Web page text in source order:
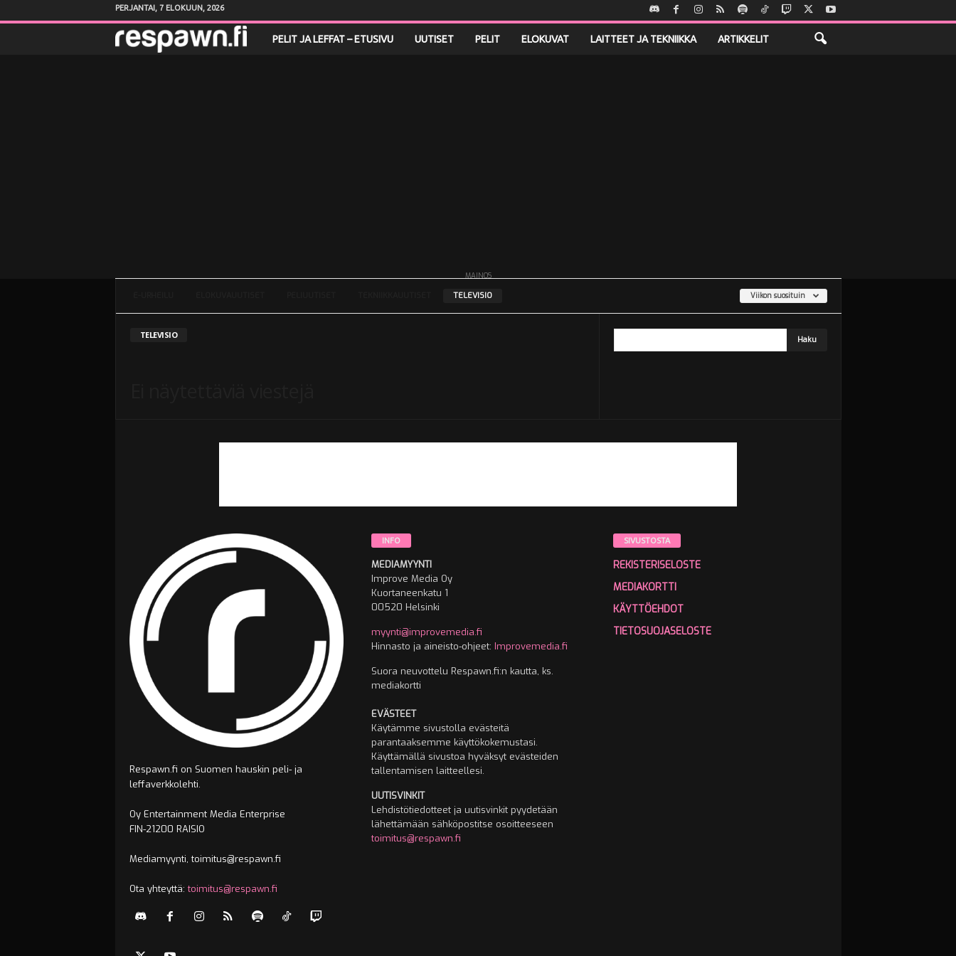
PERJANTAI, 7 ELOKUUN, 2026
PELIT JA LEFFAT – ETUSIVU UUTISET PELIT ELOKUVAT LAITTEET JA TEKNIIKKA ARTIKKELIT
MAINOS
TELEVISIO Viikon suosituin
TELEVISIO
Respawn.fi on Suomen hauskin peli- ja
leffaverkkolehti.
Oy Entertainment Media Enterprise
FIN-21200 RAISIO
Mediamyynti, toimitus@respawn.fi
Ota yhteyttä:toimitus@respawn.fi
INFO
MEDIAMYYNTI
Improve Media Oy
Kuortaneenkatu 1
00520 Helsinki
myynti@improvemedia.fi
Hinnasto ja aineisto-ohjeet: Improvemedia.fi
Suora neuvottelu Respawn.fi:n kautta, ks.
mediakortti
EVÄSTEET
Käytämme sivustolla evästeitä
parantaaksemme käyttökokemustasi.
Käyttämällä sivustoa hyväksyt evästeiden
tallentamisen laitteellesi.
UUTISVINKIT
Lehdistötiedotteet ja uutisvinkit pyydetään
lähettämään sähköpostitse osoitteeseen
toimitus@respawn.fi
SIVUSTOSTA
REKISTERISELOSTE
MEDIAKORTTI
KÄYTTÖEHDOT
TIETOSUOJASELOSTE